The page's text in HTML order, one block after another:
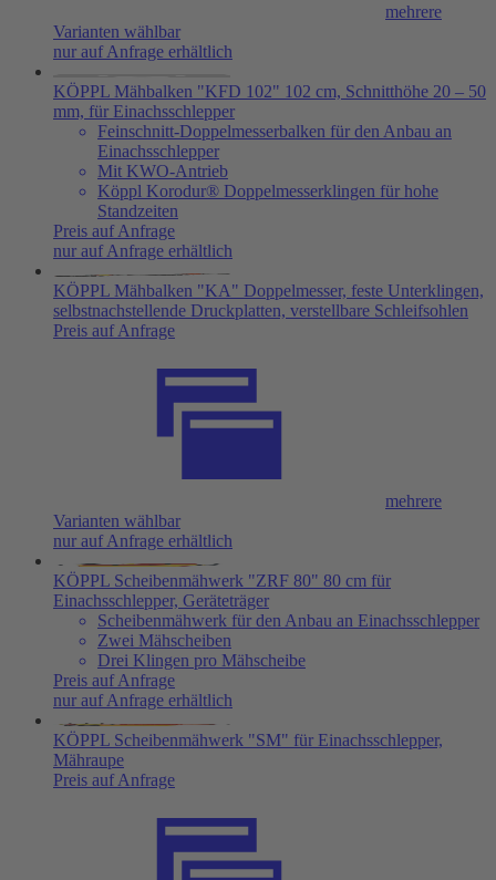
mehrere
Varianten wählbar
nur auf Anfrage erhältlich
KÖPPL Mähbalken "KFD 102" 102 cm, Schnitthöhe 20 – 50
mm, für Einachsschlepper
Feinschnitt-Doppelmesserbalken für den Anbau an
Einachsschlepper
Mit KWO-Antrieb
Köppl Korodur® Doppelmesserklingen für hohe
Standzeiten
Preis auf Anfrage
nur auf Anfrage erhältlich
KÖPPL Mähbalken "KA" Doppelmesser, feste Unterklingen,
selbstnachstellende Druckplatten, verstellbare Schleifsohlen
Preis auf Anfrage
mehrere
Varianten wählbar
nur auf Anfrage erhältlich
KÖPPL Scheibenmähwerk "ZRF 80" 80 cm für
Einachsschlepper, Geräteträger
Scheibenmähwerk für den Anbau an Einachsschlepper
Zwei Mähscheiben
Drei Klingen pro Mähscheibe
Preis auf Anfrage
nur auf Anfrage erhältlich
KÖPPL Scheibenmähwerk "SM" für Einachsschlepper,
Mähraupe
Preis auf Anfrage